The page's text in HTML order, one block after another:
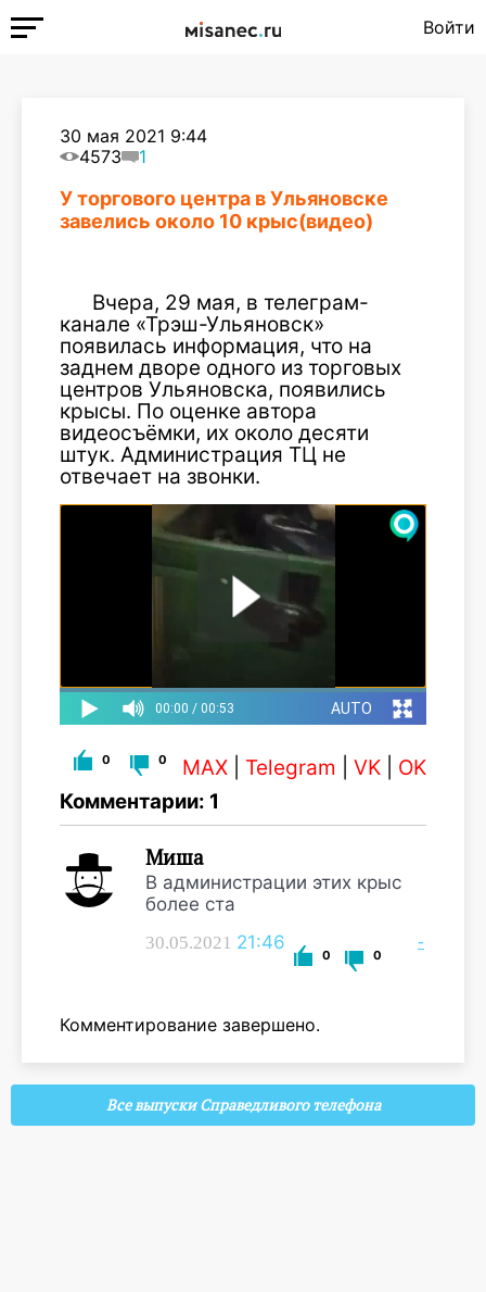
Войти
30 мая 2021 9:44
4573
1
У торгового центра в Ульяновске
завелись около 10 крыс(видео)
Вчера, 29 мая, в телеграм-
канале «Трэш-Ульяновск»
появилась информация, что на
заднем дворе одного из торговых
центров Ульяновска, появились
крысы. По оценке автора
видеосъёмки, их около десяти
штук. Администрация ТЦ не
отвечает на звонки.
0 0 MAX Telegram VK
OK
Комментарии: 1
Миша
В администрации этих крыс
более ста
30.05.2021 21:46
0 0
-
Комментирование завершено.
Все выпуски Справедливого телефона